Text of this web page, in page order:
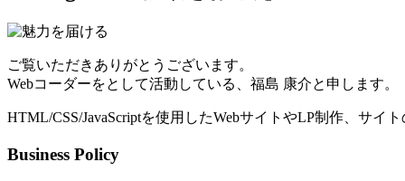
ご覧いただきありがとうございます。
Webコーダーをとして活動している、福島 康介と申します。
HTML/CSS/JavaScriptを使用したWebサイトやLP制作、サイ
Business Policy